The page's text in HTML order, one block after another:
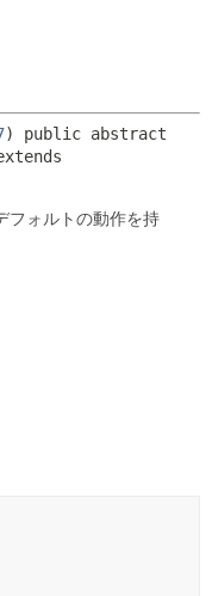
) public abstract
フォルトの動作を持